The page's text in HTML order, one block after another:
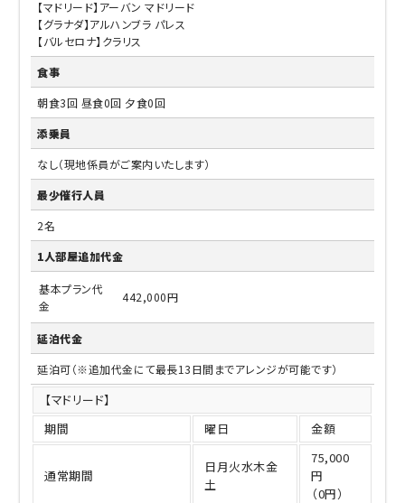
【マドリード】アーバン マドリード
【グラナダ】アルハンブラ パレス
【バルセロナ】クラリス
食事
朝食3回 昼食0回 夕食0回
添乗員
なし（現地係員がご案内いたします）
最少催行人員
2名
1人部屋追加代金
基本プラン代
金
442,000円
延泊代金
延泊可（※追加代金にて最長13日間までアレンジが可能です）
【マドリード】
期間
曜日 金額
通常期間
日月火水木金
土
75,000
円
（0円）